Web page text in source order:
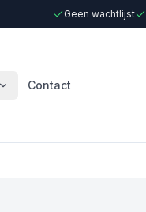
Geen wachtlijst
Contact